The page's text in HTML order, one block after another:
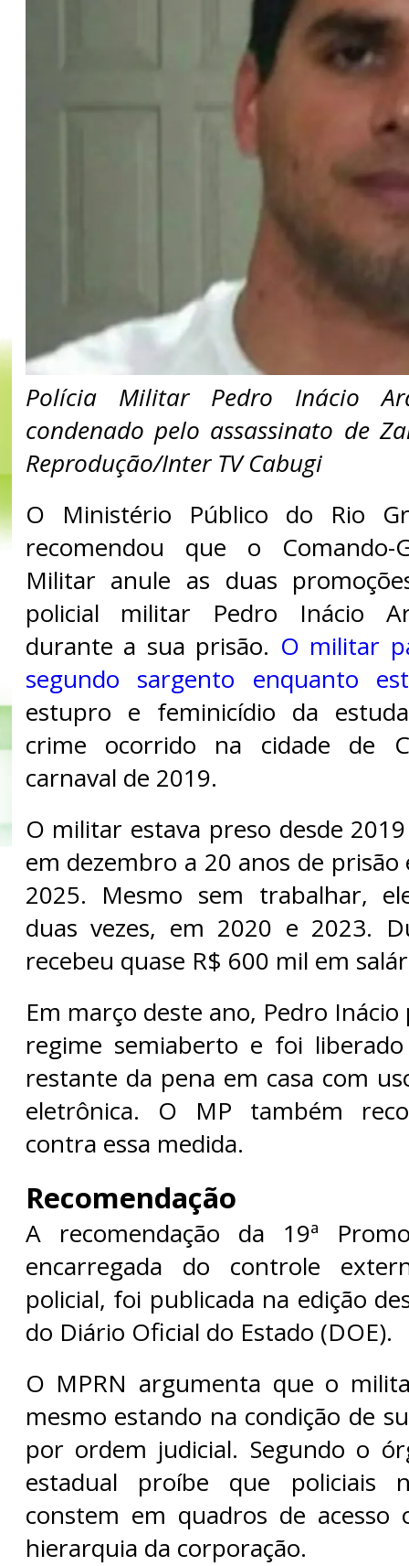
Polícia Militar Pedro Inácio
condenado pelo assassinato de
Reprodução/Inter TV Cabugi
O Ministério Público do Rio
recomendou que o Comando-
Militar anule as duas
policial militar Pedro Inácio
durante a sua prisão. O militar
segundo sargento enquanto
estupro e feminicídio da
crime ocorrido na cidade de
carnaval de 2019.
O militar estava preso desde
em dezembro a 20 anos de
2025. Mesmo sem trabalhar,
duas vezes, em 2020 e 2023.
recebeu quase R$ 600 mil em
Em março deste ano, Pedro
regime semiaberto e foi
restante da pena em casa com
eletrônica. O MP também
contra essa medida.
Recomendação
A recomendação da 19ª
encarregada do controle
policial, foi publicada na edição
do Diário Oficial do Estado (DOE).
O MPRN argumenta que o
mesmo estando na condição de
por ordem judicial. Segundo o
estadual proíbe que policiais
constem em quadros de acesso
hierarquia da corporação.